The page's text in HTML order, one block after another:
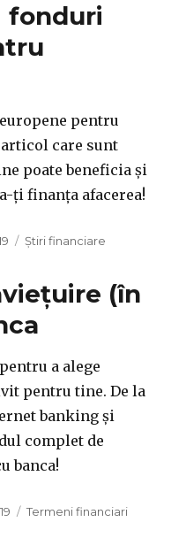
fonduri
pentru
articol care sunt
poate beneficia și
ți finanța afacerea!
Categorii
Știri financiare
(în
a alege
pentru tine. De la
banking și
complet de
banca!
Categorii
Termeni financiari